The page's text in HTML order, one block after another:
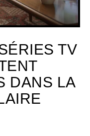
TV
DANS LA